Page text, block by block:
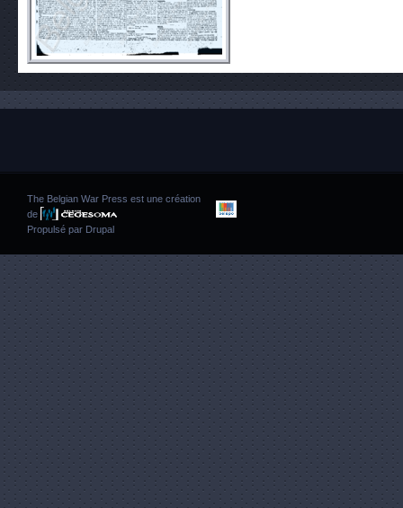
The Belgian War Press est une création
de
Propulsé par Drupal